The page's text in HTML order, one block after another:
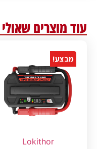
עוד מוצרים שאולי
מבצע!
Lokithor